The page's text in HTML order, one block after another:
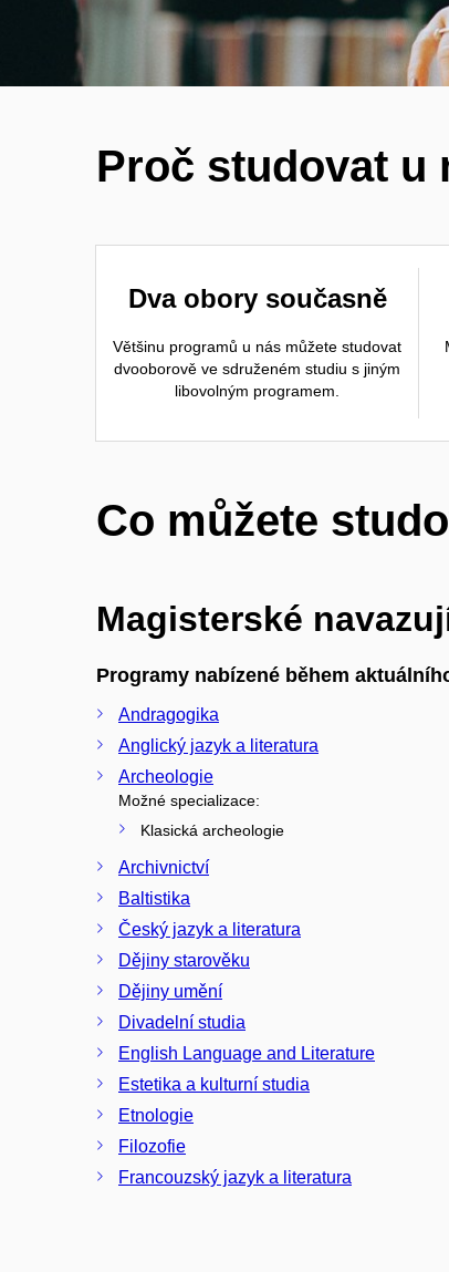
Proč studovat u
Dva obory současně
Většinu programů u nás můžete studovat
dvooborově ve sdruženém studiu s jiným
libovolným programem.
Co můžete
Magisterské
Programy nabízené během
Andragogika
Anglický jazyk a literatura
Archeologie
Možné specializace:
Klasická archeologie
Archivnictví
Baltistika
Český jazyk a literatura
Dějiny starověku
Dějiny umění
Divadelní studia
English Language and Literature
Estetika a kulturní studia
Etnologie
Filozofie
Francouzský jazyk a literatura